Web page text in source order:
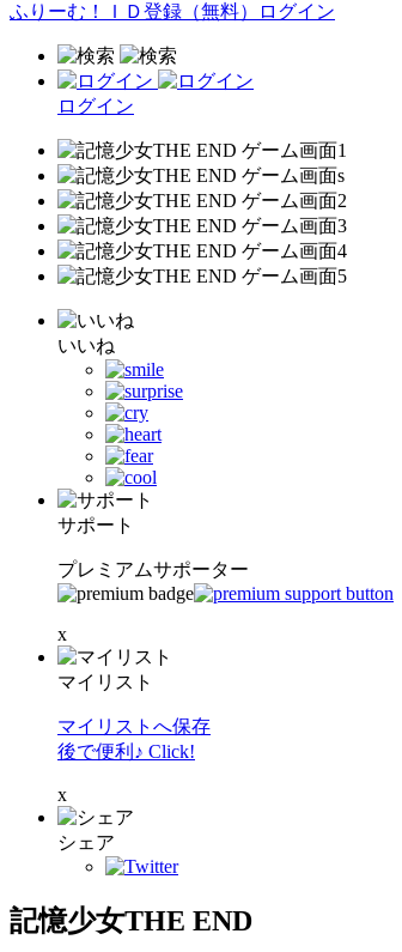
ふりーむ！ＩＤ登録（無料） ログイン
ログイン
いいね
サポート
プレミアムサポーター
x
マイリスト
マイリストへ保存
後で便利♪ Click!
x
シェア
記憶少女THE END